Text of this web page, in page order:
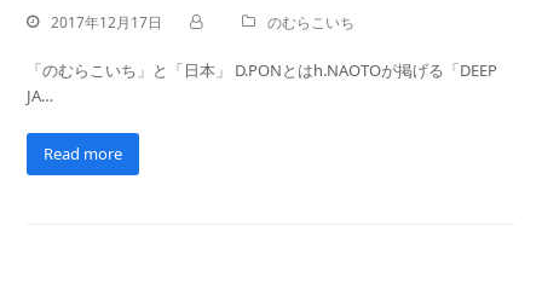
2017年12月17日 のむらこいち
「のむらこいち」と「日本」 D.PONとはh.NAOTOが掲げる「DEEP
JA…
Read more